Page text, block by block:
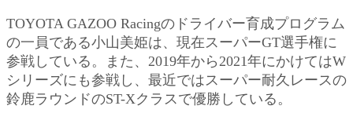
TOYOTA GAZOO Racingのドライバー育成プログラム
の一員である小山美姫は、現在スーパーGT選手権に
参戦している。また、2019年から2021年にかけてはW
シリーズにも参戦し、最近ではスーパー耐久レースの
鈴鹿ラウンドのST-Xクラスで優勝している。